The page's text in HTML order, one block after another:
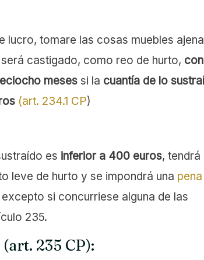
lucro, tomare las cosas muebles
castigado, como reo de hurto,
meses si la cuantía de lo
(art. 234.1 CP)
es inferior a 400 euros, tendrá
leve de hurto y se impondrá una
excepto si concurriese alguna de las
235.
(art. 235 CP):